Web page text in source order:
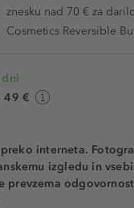
znesku nad 70 € za
Cosmetics Reversible
49 €
interneta.
izgledu in
prevzema